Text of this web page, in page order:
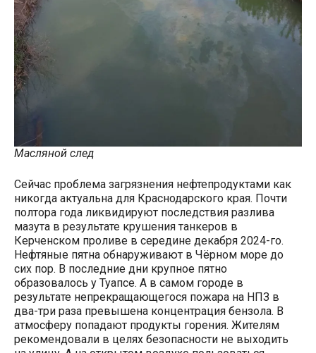
Масляной след
Сейчас проблема загрязнения нефтепродуктами как
никогда актуальна для Краснодарского края. Почти
полтора года ликвидируют последствия разлива
мазута в результате крушения танкеров в
Керченском проливе в середине декабря 2024-го.
Нефтяные пятна обнаруживают в Чёрном море до
сих пор. В последние дни крупное пятно
образовалось у Туапсе. А в самом городе в
результате непрекращающегося пожара на НПЗ в
два-три раза превышена концентрация бензола. В
атмосферу попадают продукты горения. Жителям
рекомендовали в целях безопасности не выходить